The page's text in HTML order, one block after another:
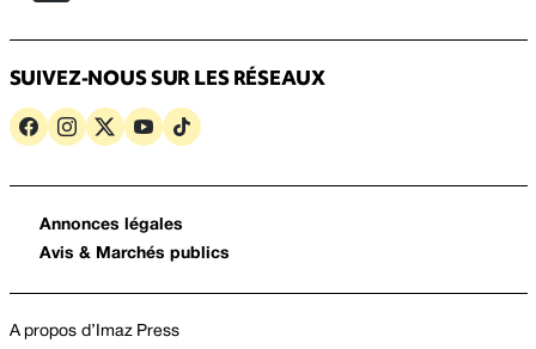
SUIVEZ-NOUS SUR LES RÉSEAUX
Annonces légales
Avis & Marchés publics
A propos d’Imaz Press